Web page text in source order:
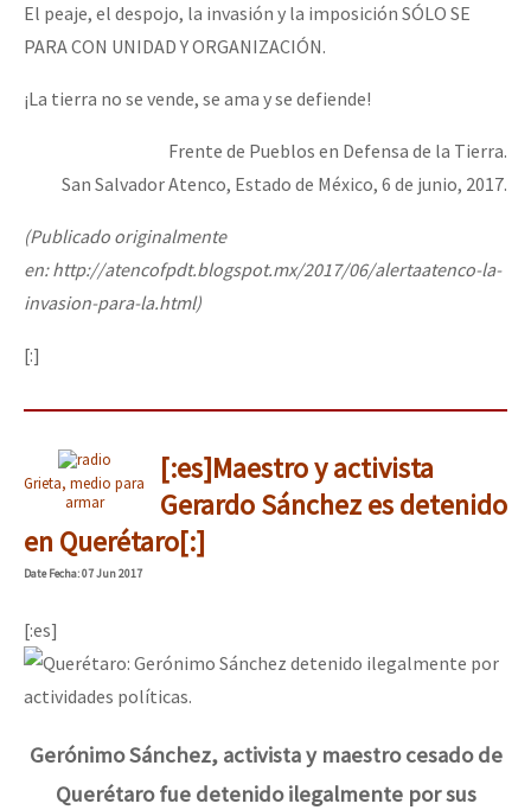
El peaje, el despojo, la invasión y la imposición SÓLO SE
PARA CON UNIDAD Y ORGANIZACIÓN.
¡La tierra no se vende, se ama y se defiende!
Frente de Pueblos en Defensa de la Tierra.
San Salvador Atenco, Estado de México, 6 de junio, 2017.
(Publicado originalmente
en: http://atencofpdt.blogspot.mx/2017/06/alertaatenco-la-
invasion-para-la.html)
[:]
Grieta, medio para
armar
[:es]Maestro y activista
Gerardo Sánchez es detenido
en Querétaro[:]
DateFecha: 07 Jun 2017
[:es]
Gerónimo Sánchez, activista y maestro cesado de
Querétaro fue detenido ilegalmente por sus